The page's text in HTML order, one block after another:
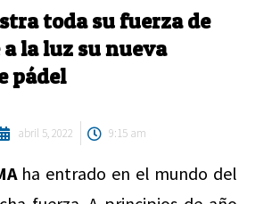
toda su fuerza de
la luz su nueva
pádel
abril 5, 2022 9:15 am
ha entrado en el mundo del